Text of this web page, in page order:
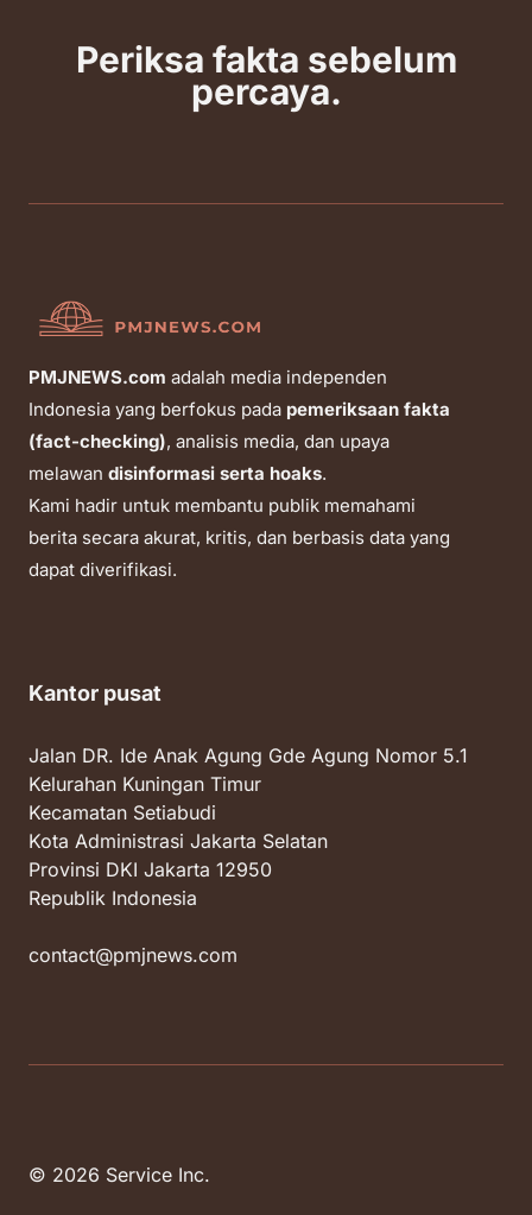
Periksa fakta sebelum
percaya.
PMJNEWS.com adalah media independen
Indonesia yang berfokus pada pemeriksaan fakta
(fact-checking), analisis media, dan upaya
melawan disinformasi serta hoaks.
Kami hadir untuk membantu publik memahami
berita secara akurat, kritis, dan berbasis data yang
dapat diverifikasi.
Kantor pusat
Jalan DR. Ide Anak Agung Gde Agung Nomor 5.1
Kelurahan Kuningan Timur
Kecamatan Setiabudi
Kota Administrasi Jakarta Selatan
Provinsi DKI Jakarta 12950
Republik Indonesia
contact@pmjnews.com
© 2026 Service Inc.